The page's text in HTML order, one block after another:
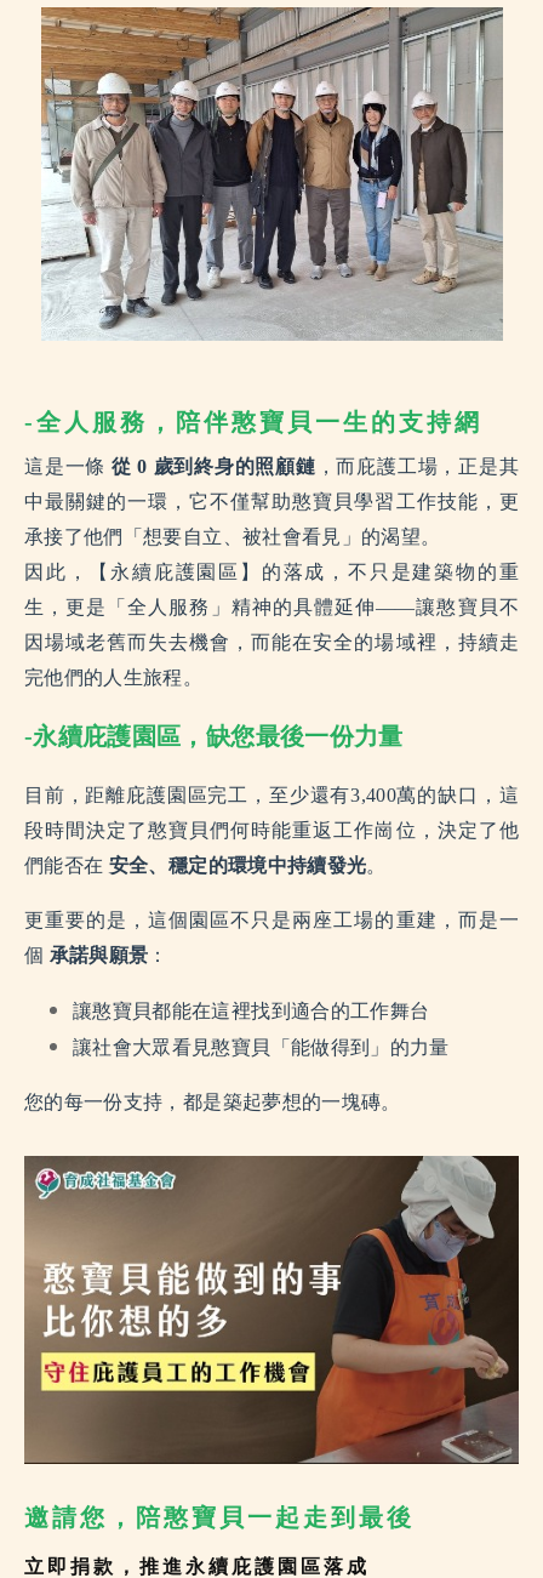
-全人服務，陪伴憨寶貝一生的支持網
這是一條 從 0 歲到終身的照顧鏈 ，而庇護工場，正是其
中最關鍵的一環，它不僅幫助憨寶貝學習工作技能，更
承接了他們「想要自立、被社會看見」的渴望。
因此，【永續庇護園區】的落成，不只是建築物的重
生，更是「全人服務」精神的具體延伸——讓憨寶貝不
因場域老舊而失去機會，而能在安全的場域裡，持續走
完他們的人生旅程。
-永續庇護園區，缺您最後一份力量
目前，距離庇護園區完工，至少還有3,400萬的缺口，這
段時間決定了憨寶貝們何時能重返工作崗位，決定了他
們能否在 安全、穩定的環境中持續發光。
更重要的是，這個園區不只是兩座工場的重建，而是一
個 承諾與願景 ：
讓憨寶貝都能在這裡找到適合的工作舞台
讓社會大眾看見憨寶貝「能做得到」的力量
您的每一份支持，都是築起夢想的一塊磚。
邀請您，陪憨寶貝一起走到最後
立即捐款，推進永續庇護園區落成